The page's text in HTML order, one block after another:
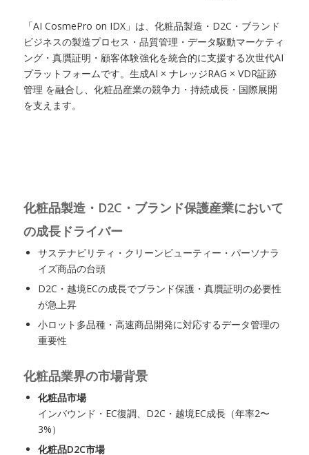
「AI CosmePro on IDX」は、化粧品製造・D2C・ブランド
ビジネスの製造プロセス・品質管理・データ駆動マーケティ
ング・真贋証明・顧客体験強化を統合的に支援する次世代AI
プラットフォームです。生成AI × ナレッジRAG × VDR証跡
管理 を融合し、化粧品産業の競争力・持続成長・国際展開
を支えます。
化粧品製造・D2C・ブランド保護産業において
の成長ドライバー
サステナビリティ・クリーンビューティー・パーソナラ
イズ商品の台頭
D2C・越境ECの成長でブランド保護・真贋証明の必要性
が急上昇
小ロット多品種・高速商品開発に対応するデータ管理の
重要性
化粧品業界の市場背景
化粧品市場
インバウンド・EC復調、D2C・越境EC成長（年率2〜
3%）
化粧品D2C市場